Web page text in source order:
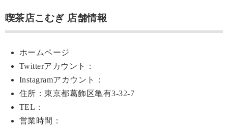
喫茶店こむぎ 店舗情報
ホームページ
Twitterアカウント：
Instagramアカウント：
住所：東京都葛飾区亀有3-32-7
TEL：
営業時間：